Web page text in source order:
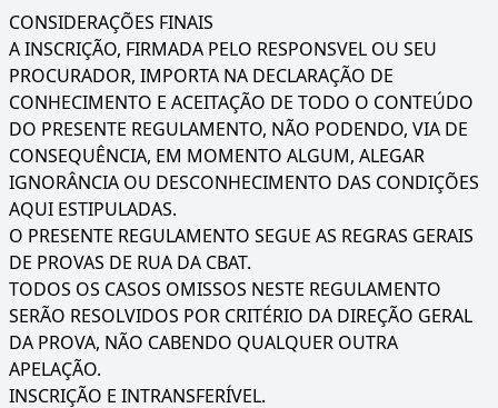
CONSIDERAÇÕES FINAIS
A INSCRIÇÃO, FIRMADA PELO RESPONSVEL OU SEU
PROCURADOR, IMPORTA NA DECLARAÇÃO DE
CONHECIMENTO E ACEITAÇÃO DE TODO O CONTEÚDO
DO PRESENTE REGULAMENTO, NÃO PODENDO, VIA DE
CONSEQUÊNCIA, EM MOMENTO ALGUM, ALEGAR
IGNORÂNCIA OU DESCONHECIMENTO DAS CONDIÇÕES
AQUI ESTIPULADAS.
O PRESENTE REGULAMENTO SEGUE AS REGRAS GERAIS
DE PROVAS DE RUA DA CBAT.
TODOS OS CASOS OMISSOS NESTE REGULAMENTO
SERÃO RESOLVIDOS POR CRITÉRIO DA DIREÇÃO GERAL
DA PROVA, NÃO CABENDO QUALQUER OUTRA
APELAÇÃO.
INSCRIÇÃO E INTRANSFERÍVEL.